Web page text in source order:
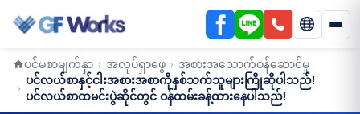
ပင်မစာမျက်နှာ › အလုပ်ရှာဖွေ › အစားအသောက်ဝန်ဆောင်မှု
›
ပင်လယ်စာနှင့်ငါးအစားအစာကိုနှစ်သက်သူများကြိုဆိုပါသည်!
ပင်လယ်စာထမင်းပွဲဆိုင်တွင် ဝန်ထမ်းခန့်ထားနေပါသည်!